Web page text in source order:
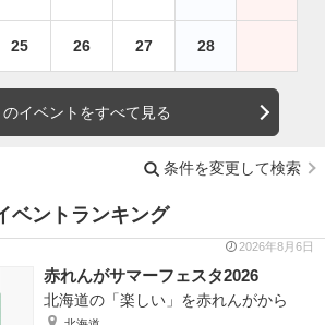
25 26 27 28
のイベントをすべて見る
条件を変更して検索
ベントランキング
2026年8月6日
赤れんがサマーフェスタ2026
北海道の「楽しい」を赤れんがから